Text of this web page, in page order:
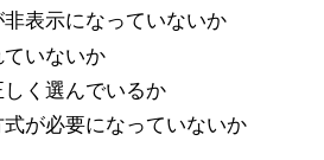
表示になっていないか
いないか
く選んでいるか
が必要になっていないか